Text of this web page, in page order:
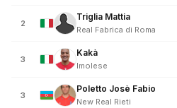
2
Triglia Mattia
Real Fabrica di Roma
3
Kakà
Imolese
3
Poletto Josè Fabio
New Real Rieti